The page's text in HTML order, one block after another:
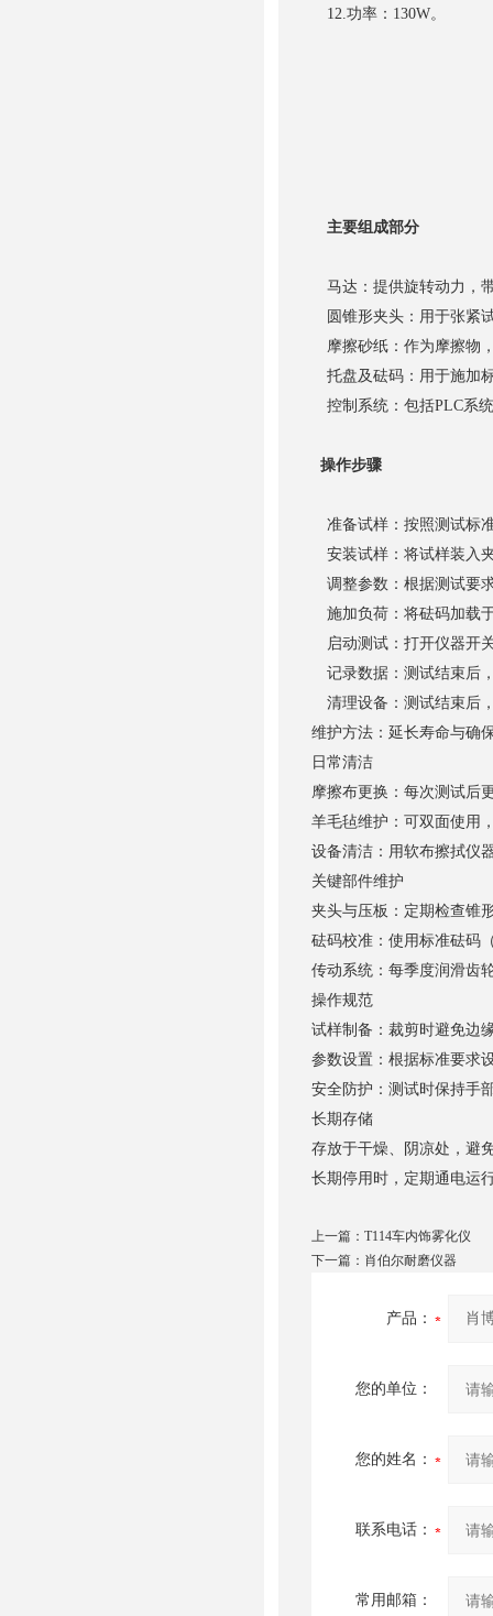
12.功率：130W。
主要组成部分
马达：提供旋转动力，
圆锥形夹头：用于张紧
摩擦砂纸：作为摩擦物
托盘及砝码：用于施加
控制系统：包括PLC系
操作步骤
准备试样：按照测试标
安装试样：将试样装入
调整参数：根据测试要
施加负荷：将砝码加载
启动测试：打开仪器开
记录数据：测试结束后
清理设备：测试结束后
维护方法：延长寿命与确
日常清洁
摩擦布更换：每次测试后
羊毛毡维护：可双面使用
设备清洁：用软布擦拭仪
关键部件维护
夹头与压板：定期检查锥
砝码校准：使用标准砝码
传动系统：每季度润滑齿
操作规范
试样制备：裁剪时避免边
参数设置：根据标准要求
安全防护：测试时保持手
长期存储
存放于干燥、阴凉处，避
长期停用时，定期通电运
上一篇： T114车内饰雾化仪
下一篇： 肖伯尔耐磨仪器
产品：
您的单位：
您的姓名：
联系电话：
常用邮箱：